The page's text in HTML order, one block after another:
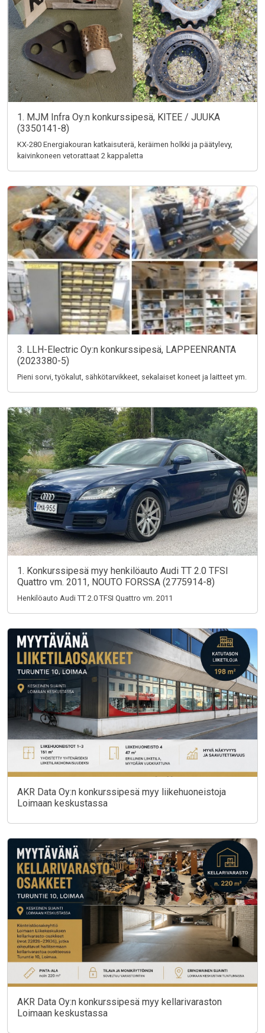
1. MJM Infra Oy:n konkurssipesä, KITEE / JUUKA
(3350141-8)
KX-280 Energiakouran katkaisuterä, keräimen holkki ja päätylevy,
kaivinkoneen vetorattaat 2 kappaletta
3. LLH-Electric Oy:n konkurssipesä, LAPPEENRANTA
(2023380-5)
Pieni sorvi, työkalut, sähkötarvikkeet, sekalaiset koneet ja laitteet ym.
1. Konkurssipesä myy henkilöauto Audi TT 2.0 TFSI
Quattro vm. 2011, NOUTO FORSSA (2775914-8)
Henkilöauto Audi TT 2.0 TFSI Quattro vm. 2011
AKR Data Oy:n konkurssipesä myy liikehuoneistoja
Loimaan keskustassa
AKR Data Oy:n konkurssipesä myy kellarivaraston
Loimaan keskustassa